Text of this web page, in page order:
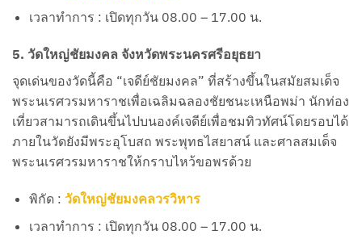
เวลาทำการ : เปิดทุกวัน 08.00 – 17.00 น.
5. วัดใหญ่ชัยมงคล จังหวัดพระนครศรีอยุธยา
จุดเด่นของวัดนี้คือ “เจดีย์ชัยมงคล” ที่สร้างขึ้นในสมัยสมเด็จ
พระนเรศวรมหาราชเพื่อเฉลิมฉลองชัยชนะเหนือพม่า นักท่อง
เที่ยวสามารถเดินขึ้นไปบนองค์เจดีย์เพื่อชมทิวทัศน์โดยรอบได้
ภายในวัดยังมีพระอุโบสถ พระพุทธไสยาสน์ และศาลสมเด็จ
พระนเรศวรมหาราชให้กราบไหว้ขอพรด้วย
พิกัด : วัดใหญ่ชัยมงคลวรวิหาร
เวลาทำการ : เปิดทุกวัน 08.00 – 17.00 น.